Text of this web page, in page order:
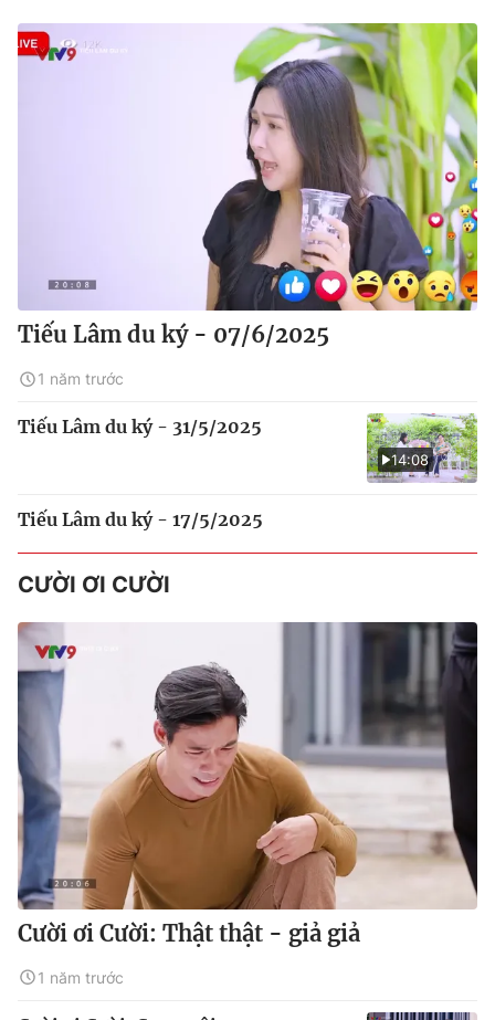
Tiếu Lâm du ký - 07/6/2025
1 năm trước
14:08
Tiếu Lâm du ký - 31/5/2025
Tiếu Lâm du ký - 17/5/2025
CƯỜI ƠI CƯỜI
Cười ơi Cười: Thật thật - giả giả
1 năm trước